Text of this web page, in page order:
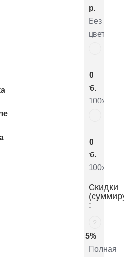
р.
Без
цветника
800
руб.
100x50x5
800
руб.
100x50x8
Скидки
:
?
5%
Полная